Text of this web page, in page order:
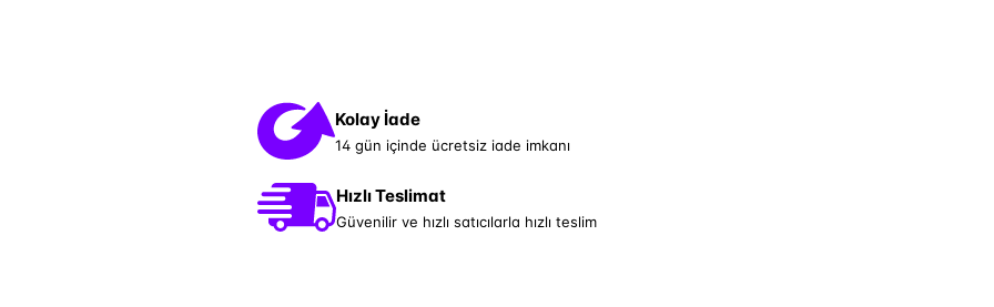
Kolay İade
14 gün içinde ücretsiz iade imkanı
Hızlı Teslimat
Güvenilir ve hızlı satıcılarla hızlı teslim